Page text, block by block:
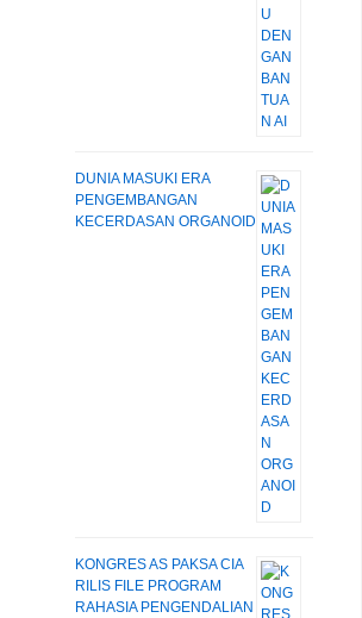
DUNIA MASUKI ERA
PENGEMBANGAN
KECERDASAN ORGANOID
KONGRES AS PAKSA CIA
RILIS FILE PROGRAM
RAHASIA PENGENDALIAN